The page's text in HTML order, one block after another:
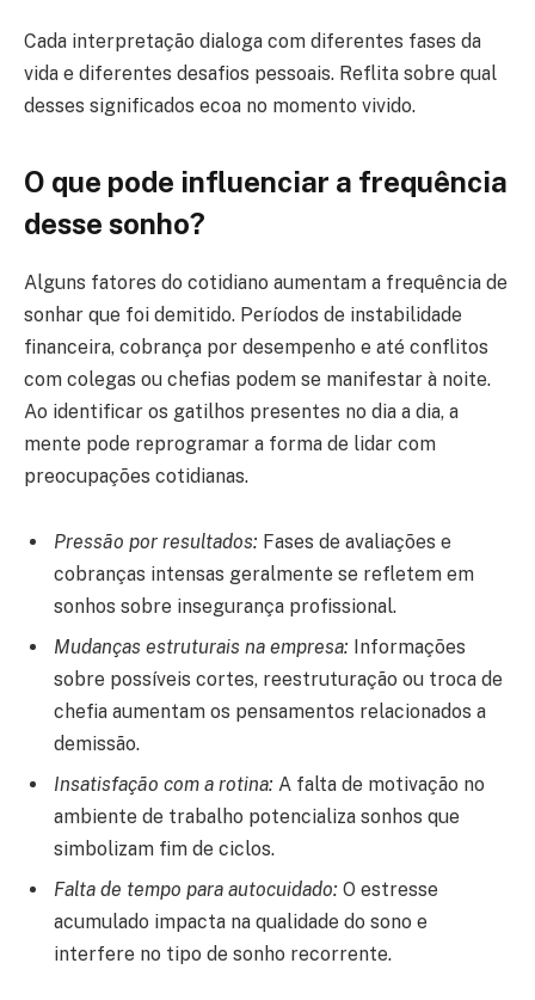
Cada interpretação dialoga com diferentes fases da
vida e diferentes desafios pessoais. Reflita sobre qual
desses significados ecoa no momento vivido.
O que pode influenciar a frequência
desse sonho?
Alguns fatores do cotidiano aumentam a frequência de
sonhar que foi demitido. Períodos de instabilidade
financeira, cobrança por desempenho e até conflitos
com colegas ou chefias podem se manifestar à noite.
Ao identificar os gatilhos presentes no dia a dia, a
mente pode reprogramar a forma de lidar com
preocupações cotidianas.
Pressão por resultados: Fases de avaliações e
cobranças intensas geralmente se refletem em
sonhos sobre insegurança profissional.
Mudanças estruturais na empresa: Informações
sobre possíveis cortes, reestruturação ou troca de
chefia aumentam os pensamentos relacionados a
demissão.
Insatisfação com a rotina: A falta de motivação no
ambiente de trabalho potencializa sonhos que
simbolizam fim de ciclos.
Falta de tempo para autocuidado: O estresse
acumulado impacta na qualidade do sono e
interfere no tipo de sonho recorrente.